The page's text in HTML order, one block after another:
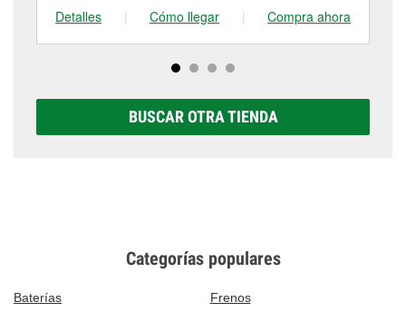
Detalles
| Cómo llegar | Compra ahora
BUSCAR OTRA TIENDA
Categorías populares
Baterías
Frenos